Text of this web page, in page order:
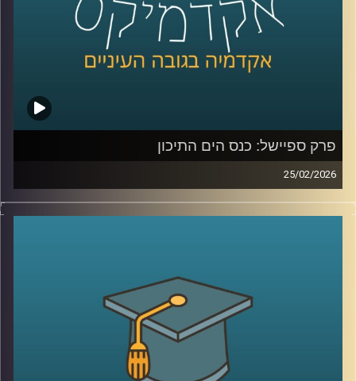
כדי להבין את כל זאת ועוד, נמצא איתנו היום אברי שכטר, מנהל
מכון ינאי לביטחון אנרגטי באוניברסיטת רייכמן
פרק ספיישל: כנס הים התיכון
25/02/2026
הקלטה מתוך השטח, מהכנס השמיני בנושא הים התיכון:
“כלכלה כחולה פורצת גבולות”, שהתקיים באוניברסיטת רייכמן .
כלכלה, ביטחון ושיתופי פעולה אזוריים.
בין מושבים על אנרגיה מתחדשת בים, חקלאות ימית, אצות
כמשאב כלכלי, בינה מלאכותית לניטור מגוון ביולוגי ושיתופי
פעולה גם כשאין שלום, יצאנו לראיין את האנשים שמעצבים
את העתיד הכחול של האזור .